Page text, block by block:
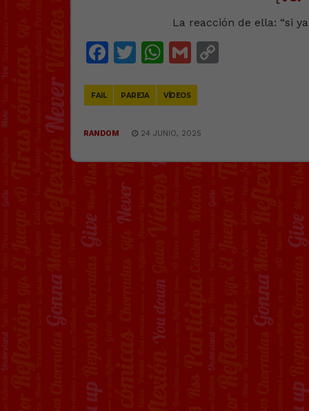
La reacción de ella: “si
Facebook
Twitter
WhatsApp
Gmail
FAIL PAREJA VÍDEOS
RANDOM 24 JUNIO, 2025